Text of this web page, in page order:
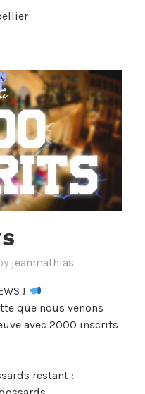
jeanmathias
!
que nous venons
avec 2000 inscrits
restant :